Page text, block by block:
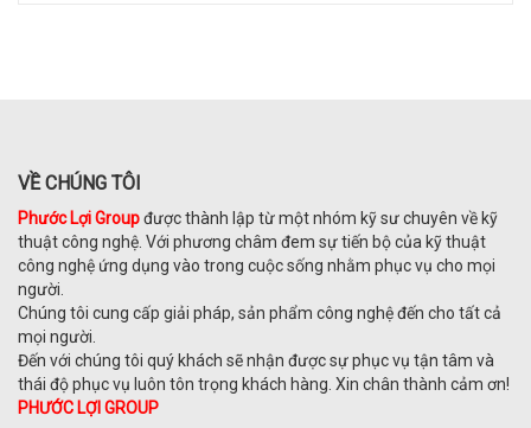
VỀ CHÚNG TÔI
Phước Lợi Groupđược thành lập từ một nhóm kỹ sư chuyên về kỹ
thuật công nghệ. Với phương châm đem sự tiến bộ của kỹ thuật
công nghệ ứng dụng vào trong cuộc sống nhằm phục vụ cho mọi
người.
Chúng tôi cung cấp giải pháp, sản phẩm công nghệ đến cho tất cả
mọi người.
Đến với chúng tôi quý khách sẽ nhận được sự phục vụ tận tâm và
thái độ phục vụ luôn tôn trọng khách hàng. Xin chân thành cảm ơn!
PHƯỚC LỢI GROUP